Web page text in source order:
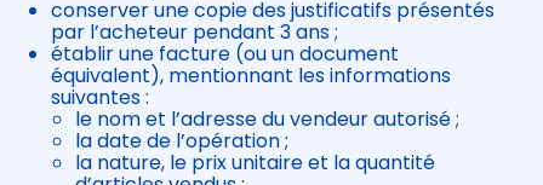
conserver une copie des justificatifs présentés
par l’acheteur pendant 3 ans ;
établir une facture (ou un document
équivalent), mentionnant les informations
suivantes :
le nom et l’adresse du vendeur autorisé ;
la date de l’opération ;
la nature, le prix unitaire et la quantité